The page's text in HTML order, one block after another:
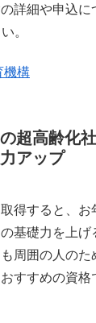
詳細や申込
。
機構
超高齢化
アップ
得すると、
基礎力を上
周囲の人のた
すすめの資格